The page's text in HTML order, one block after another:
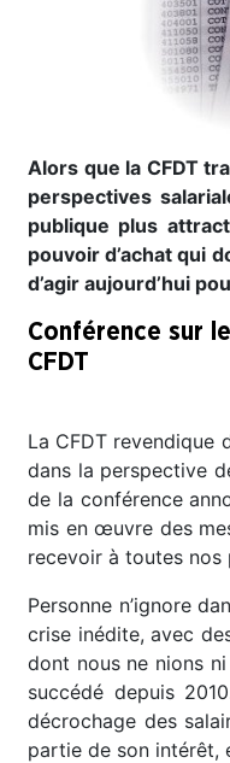
Alors que la CFDT
perspectives
publique plus
pouvoir d’achat qui
d’agir aujourd’hui
Conférence sur
CFDT
La CFDT revendique
dans la perspective
de la conférence
mis en œuvre des
recevoir à toutes nos
Personne n’ignore
crise inédite, avec
dont nous ne nions
succédé depuis
décrochage des
partie de son intérêt,